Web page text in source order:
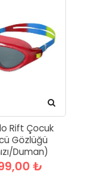
Rift Çocuk
Gözlüğü
Duman)
₺